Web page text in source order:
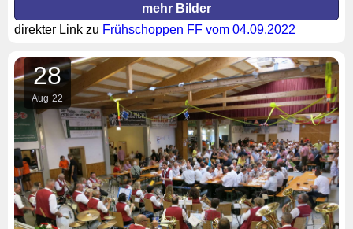
mehr Bilder
direkter Link zu Frühschoppen FF vom 04.09.2022
28
Aug 22